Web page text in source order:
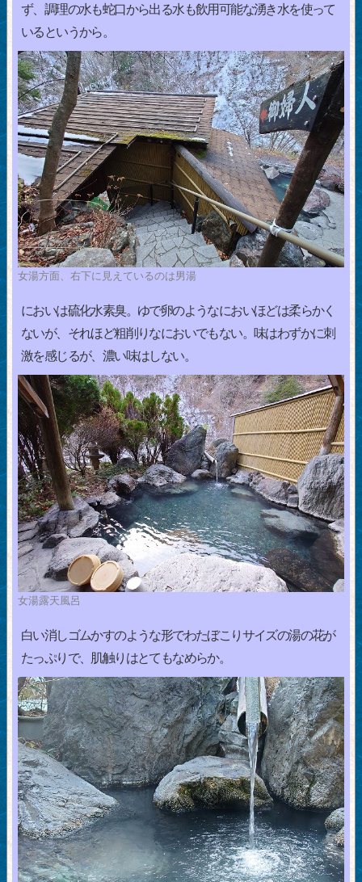
ず、調理の水も蛇口から出る水も飲用可能な湧き水を使って
いるというから。
女湯方面、右下に見えているのは男湯
においは硫化水素臭。ゆで卵のようなにおいほどは柔らかく
ないが、それほど粗削りなにおいでもない。味はわずかに刺
激を感じるが、濃い味はしない。
女湯露天風呂
白い消しゴムかすのような形でわたぼこりサイズの湯の花が
たっぷりで、肌触りはとてもなめらか。